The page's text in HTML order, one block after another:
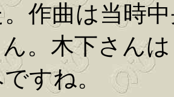
作曲は当時
。木下さん
すね。